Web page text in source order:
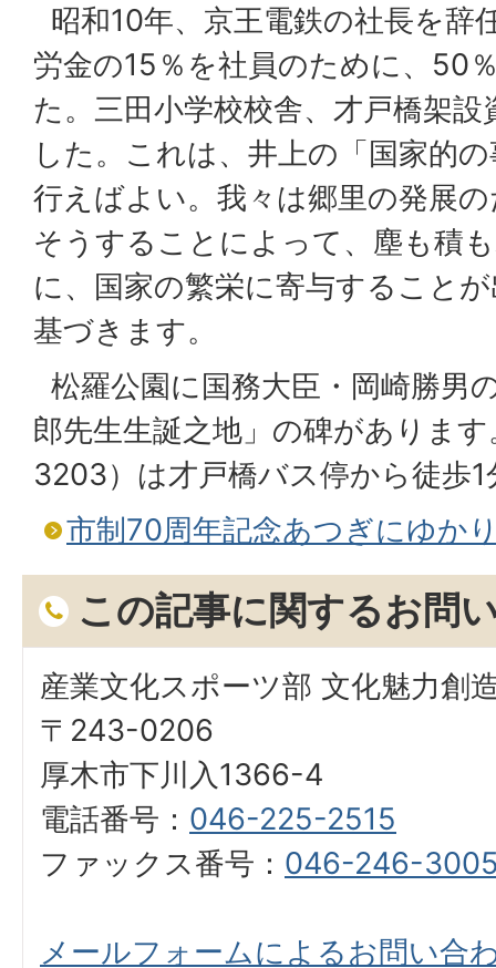
昭和10年、京王電鉄の社長を辞
労金の15％を社員のために、50
た。三田小学校校舎、才戸橋架
した。これは、井上の「国家的
行えばよい。我々は郷里の発展
そうすることによって、塵も積
に、国家の繁栄に寄与すること
基づきます。
松羅公園に国務大臣・岡崎勝男
郎先生生誕之地」の碑がありま
3203）は才戸橋バス停から徒歩
市制70周年記念あつぎにゆか
この記事に関するお問
産業文化スポーツ部 文化魅力創
〒243-0206
厚木市下川入1366-4
電話番号： 046-225-2515
ファックス番号： 046-246-
メールフォームによるお問い合